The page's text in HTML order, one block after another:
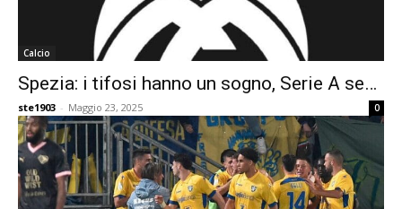
Calcio
Spezia: i tifosi hanno un sogno, Serie A se…
ste1903 - Maggio 23, 2025 0